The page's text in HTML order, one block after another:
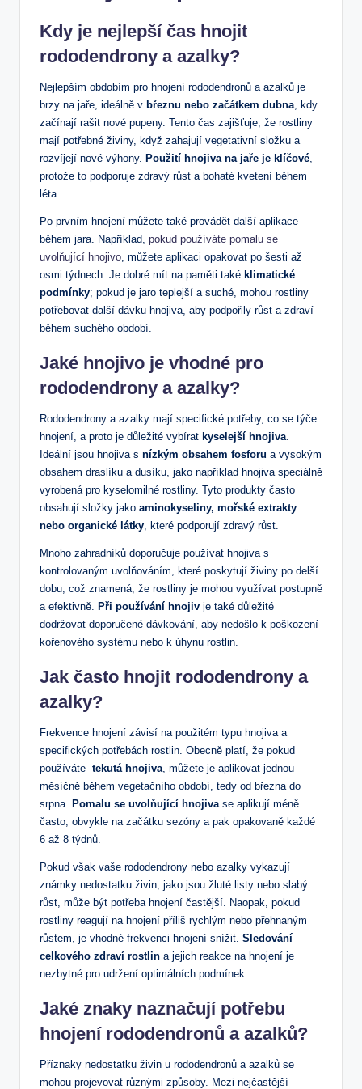
Kdy je nejlepší čas hnojit
rododendrony a azalky?
Nejlepším obdobím ‌pro hnojení rododendronů a ⁢azalků je
brzy‌ na jaře, ideálně v březnu nebo⁢ začátkem dubna , kdy
začínají ​rašit​ nové pupeny. Tento⁣ čas zajišťuje, že rostliny
⁤mají potřebné živiny, když zahajují vegetativní složku a
rozvíjejí nové výhony.‌ Použití hnojiva na jaře je klíčové
protože to podporuje zdravý růst a bohaté kvetení během
léta.
Po prvním ⁤hnojení můžete také provádět další aplikace
během jara. Například, pokud používáte pomalu se
uvolňující hnojivo , můžete aplikaci opakovat po šesti až
osmi týdnech.⁢ Je dobré mít na paměti také klimatické
podmínky; pokud je jaro teplejší a suché, mohou rostliny‍
potřebovat další dávku hnojiva, ⁤aby podpořily růst a zdraví
během suchého období.
Jaké hnojivo je vhodné pro
rododendrony a azalky?
Rododendrony a azalky mají specifické potřeby, co se týče
hnojení, a proto je důležité vybírat kyselejší hnojiva
Ideální jsou hnojiva s nízkým obsahem fosforu a vysokým
⁣obsahem draslíku a dusíku, jako⁣ například hnojiva speciálně⁤
vyrobená ⁢pro kyselomilné rostliny. Tyto produkty často
obsahují složky jako aminokyseliny, mořské extrakty
nebo organické látky , které podporují zdravý růst.
Mnoho zahradníků doporučuje používat‌ hnojiva s
kontrolovaným uvolňováním, které ​poskytují živiny po delší
dobu, což znamená, že rostliny je mohou využívat postupně
a efektivně.
Při ⁣používání hnojiv ‌je také důležité
dodržovat doporučené dávkování, aby nedošlo​ k poškození
kořenového ‌systému nebo⁤ k úhynu rostlin.
Jak často hnojit rododendrony a⁣
azalky?
Frekvence hnojení závisí na použitém typu ‌hnojiva‌ a​
specifických potřebách rostlin. Obecně platí, že pokud
používáte ⁣ tekutá hnojiva , můžete je aplikovat jednou
měsíčně během⁣ vegetačního období, ‌tedy od ⁤března do
srpna.
Pomalu se uvolňující hnojiva se aplikují méně
často, obvykle na začátku sezóny⁤ a pak opakovaně každé
6 až⁣ 8 týdnů.
Pokud však vaše rododendrony nebo azalky vykazují
známky nedostatku živin, jako⁢ jsou žluté listy ‍nebo slabý
růst, může být potřeba hnojení častější. Naopak, pokud
rostliny reagují na hnojení příliš rychlým nebo přehnaným
růstem, je‌ vhodné frekvenci hnojení snížit. Sledování
celkového zdraví rostlin a jejich⁤ reakce na hnojení je
nezbytné pro ⁣udržení optimálních​ podmínek.
Jaké znaky⁢ naznačují potřebu
hnojení rododendronů a azalků?
Příznaky nedostatku živin u rododendronů a azalků se
mohou projevovat různými⁢ způsoby. Mezi ‍nejčastější